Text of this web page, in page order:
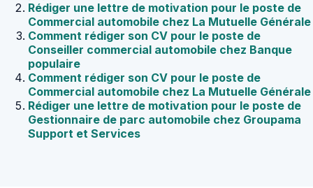
Rédiger une lettre de motivation pour le poste de
Commercial automobile chez La Mutuelle Générale
Comment rédiger son CV pour le poste de
Conseiller commercial automobile chez Banque
populaire
Comment rédiger son CV pour le poste de
Commercial automobile chez La Mutuelle Générale
Rédiger une lettre de motivation pour le poste de
Gestionnaire de parc automobile chez Groupama
Support et Services